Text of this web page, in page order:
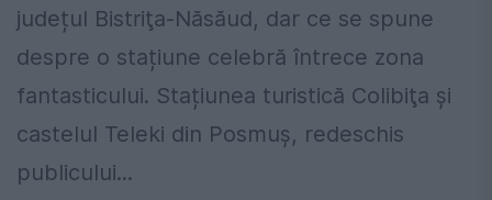
județul Bistriţa-Năsăud, dar ce se spune
despre o stațiune celebră întrece zona
fantasticului. Stațiunea turistică Colibiţa şi
castelul Teleki din Posmuş, redeschis
publicului...